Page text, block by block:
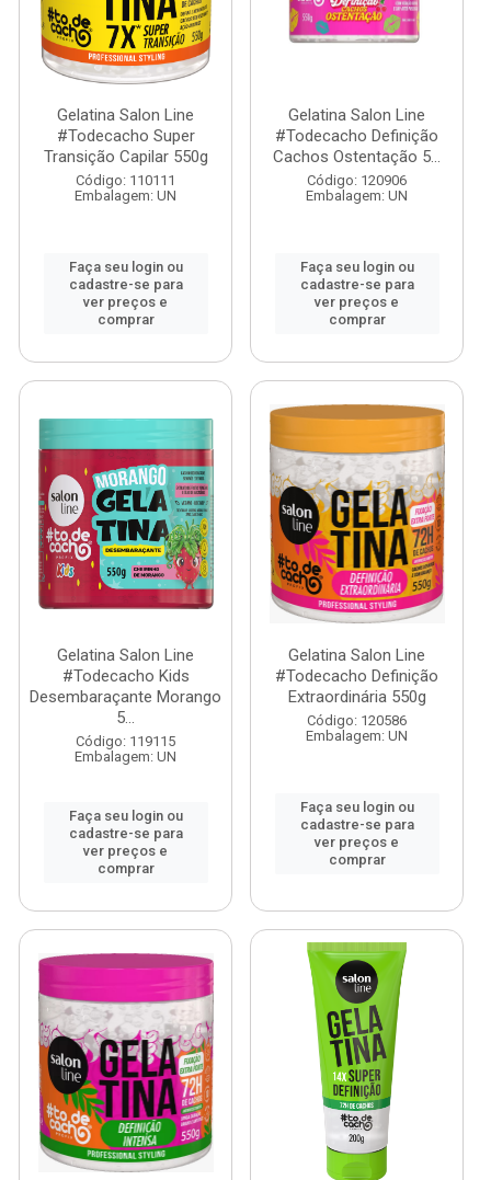
Gelatina Salon Line
#Todecacho Super
Transição Capilar 550g
Código: 110111
Embalagem: UN
Faça seu login ou
cadastre-se para
ver preços e
comprar
Gelatina Salon Line
#Todecacho Definição
Cachos Ostentação 5...
Código: 120906
Embalagem: UN
Faça seu login ou
cadastre-se para
ver preços e
comprar
Gelatina Salon Line
#Todecacho Kids
Desembaraçante Morango
5...
Código: 119115
Embalagem: UN
Faça seu login ou
cadastre-se para
ver preços e
comprar
Gelatina Salon Line
#Todecacho Definição
Extraordinária 550g
Código: 120586
Embalagem: UN
Faça seu login ou
cadastre-se para
ver preços e
comprar